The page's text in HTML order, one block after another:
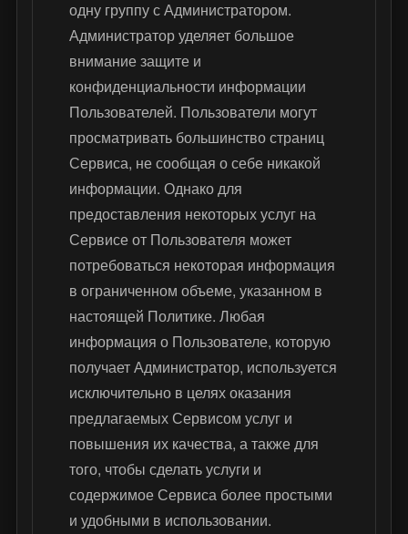
одну группу с Администратором.
Администратор уделяет большое
внимание защите и
конфиденциальности информации
Пользователей. Пользователи могут
просматривать большинство страниц
Сервиса, не сообщая о себе никакой
информации. Однако для
предоставления некоторых услуг на
Сервисе от Пользователя может
потребоваться некоторая информация
в ограниченном объеме, указанном в
настоящей Политике. Любая
информация о Пользователе, которую
получает Администратор, используется
исключительно в целях оказания
предлагаемых Сервисом услуг и
повышения их качества, а также для
того, чтобы сделать услуги и
содержимое Сервиса более простыми
и удобными в использовании.